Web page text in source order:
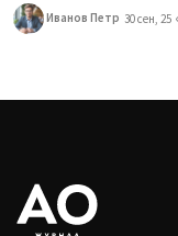
Иванов Петр 30 сен, 25